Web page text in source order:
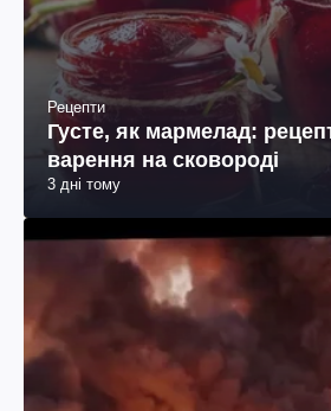
Рецепти
Густе, як мармелад:
варення на сковороді
3 дні тому